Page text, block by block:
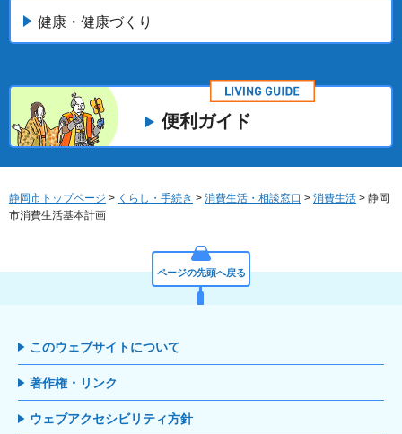
健康・健康づくり
便利ガイド
静岡市トップページ > くらし・手続き > 消費生活・相談窓口 > 消費生活 > 静岡
市消費生活基本計画
ページの先頭へ戻る
このウェブサイトについて
著作権・リンク
ウェブアクセシビリティ方針